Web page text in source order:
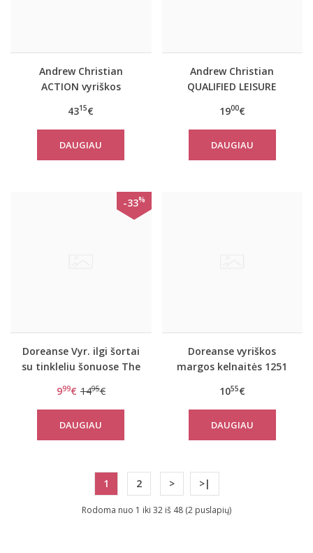
Andrew Christian
ACTION vyriškos
4315€
DAUGIAU
Andrew Christian
QUALIFIED LEISURE
1900€
DAUGIAU
-33%
Doreanse Vyr. ilgi šortai
su tinkleliu šonuose The
999€ 1495€
DAUGIAU
Doreanse vyriškos
margos kelnaitės 1251
1055€
DAUGIAU
1 2 > >|
Rodoma nuo 1 iki 32 iš 48 (2 puslapių)